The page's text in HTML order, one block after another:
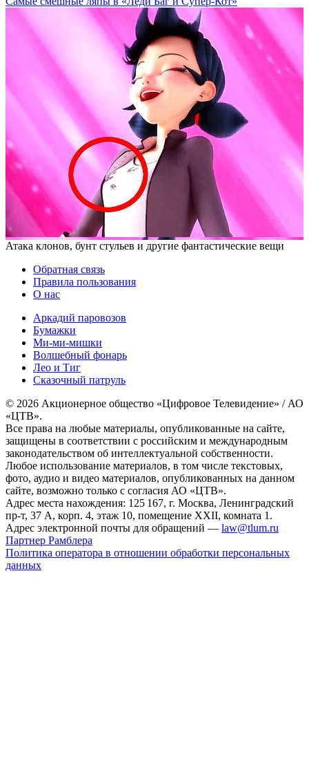
Атака клонов, бунт стульев и другие фантастические вещи
Обратная связь
Правила пользования
О нас
Аркадий паровозов
Бумажки
Ми-ми-мишки
Волшебный фонарь
Лео и Тиг
Сказочный патруль
© 2026 Акционерное общество «Цифровое Телевидение» / АО
«ЦТВ».
Все права на любые материалы, опубликованные на сайте,
защищены в соответствии с российским и международным
законодательством об интеллектуальной собственности.
Любое использование материалов, в том числе текстовых,
фото, аудио и видео материалов, опубликованных на данном
сайте, возможно только с согласия АО «ЦТВ».
Адрес места нахождения: 125 167, г. Москва, Ленинградский
пр-т, 37 А, корп. 4, этаж 10, помещение XXII, комната 1.
Адрес электронной почты для обращений — law@tlum.ru
Партнер Рамблера
Политика оператора в отношении обработки персональных
данных